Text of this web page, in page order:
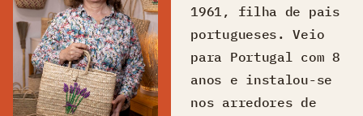
Residências Criativas
ProjetosA AcontecerMontra
Sobre Nós
Contactos
1961, filha de pais
portugueses. Veio
para Portugal com 8
anos e instalou-se
nos arredores de